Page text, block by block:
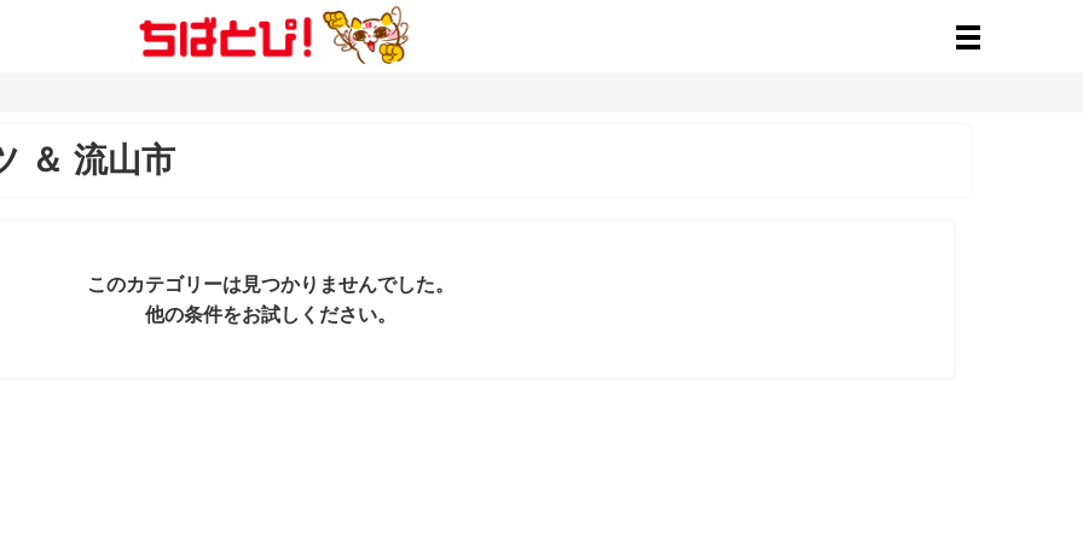
＆ 流山市
このカテゴリーは見つかりませんでした。
他の条件をお試しください。